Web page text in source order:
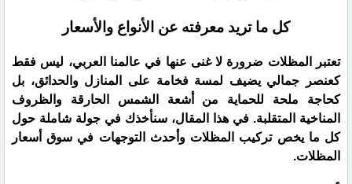
كل ما تريد معرفته عن الأنواع والأسعار
​تعتبر المظلات ضرورة لا غنى عنها في عالمنا العربي، ليس فقط
كعنصر جمالي يضيف لمسة فخامة على المنازل والحدائق، بل
كحاجة ملحة للحماية من أشعة الشمس الحارقة والظروف
المناخية المتقلبة. في هذا المقال، سنأخذك في جولة شاملة حول
كل ما يخص تركيب المظلات وأحدث التوجهات في سوق أسعار
المظلات.